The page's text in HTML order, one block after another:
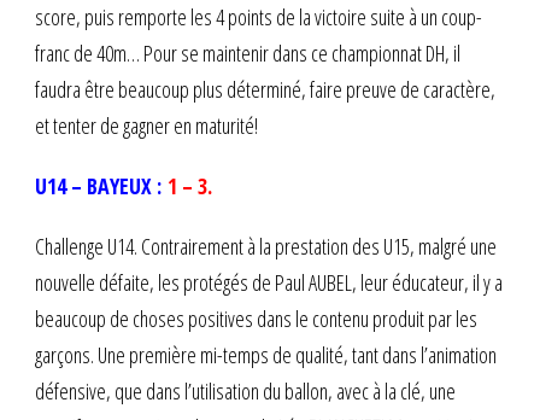
score, puis remporte les 4 points de la victoire suite à un coup-
franc de 40m… Pour se maintenir dans ce championnat DH, il
faudra être beaucoup plus déterminé, faire preuve de caractère,
et tenter de gagner en maturité!
U14 – BAYEUX : 1 – 3.
Challenge U14. Contrairement à la prestation des U15, malgré une
nouvelle défaite, les protégés de Paul AUBEL, leur éducateur, il y a
beaucoup de choses positives dans le contenu produit par les
garçons. Une première mi-temps de qualité, tant dans l’animation
défensive, que dans l’utilisation du ballon, avec à la clé, une